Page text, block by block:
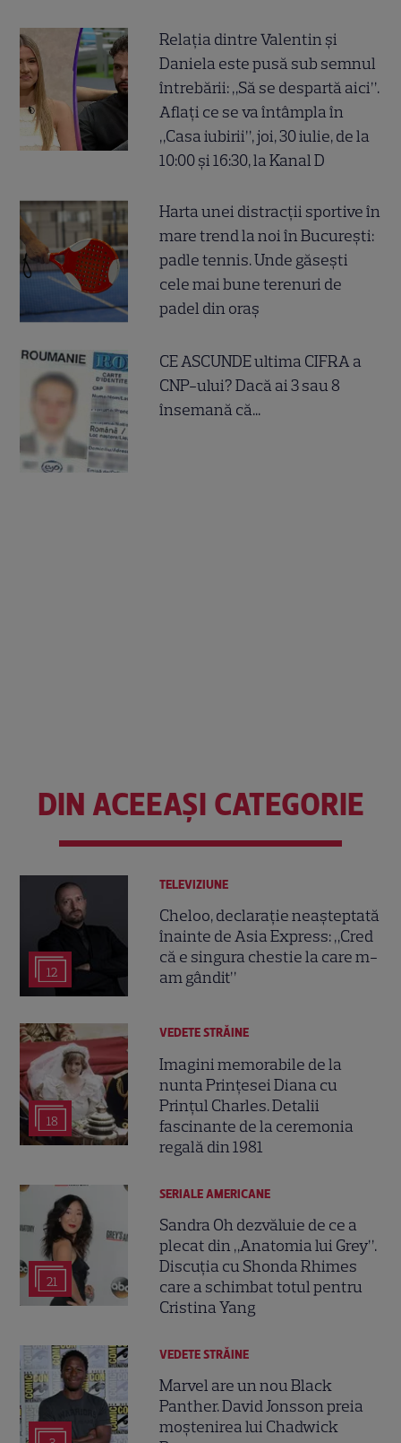
Relația dintre Valentin și
Daniela este pusă sub semnul
întrebării: „Să se despartă aici”.
Aflați ce se va întâmpla în
„Casa iubirii”, joi, 30 iulie, de la
10:00 și 16:30, la Kanal D
Harta unei distracții sportive în
mare trend la noi în București:
padle tennis. Unde găsești
cele mai bune terenuri de
padel din oraș
CE ASCUNDE ultima CIFRA a
CNP-ului? Dacă ai 3 sau 8
însemană că...
DIN ACEEAȘI CATEGORIE
12
TELEVIZIUNE
Cheloo, declarație neașteptată
înainte de Asia Express: „Cred
că e singura chestie la care m-
am gândit”
18
VEDETE STRĂINE
Imagini memorabile de la
nunta Prințesei Diana cu
Prințul Charles. Detalii
fascinante de la ceremonia
regală din 1981
21
SERIALE AMERICANE
Sandra Oh dezvăluie de ce a
plecat din „Anatomia lui Grey”.
Discuția cu Shonda Rhimes
care a schimbat totul pentru
Cristina Yang
VEDETE STRĂINE
Marvel are un nou Black
Panther. David Jonsson preia
moștenirea lui Chadwick